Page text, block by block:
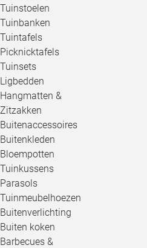
Tuinstoelen
Tuinbanken
Tuintafels
Picknicktafels
Tuinsets
Ligbedden
Hangmatten &
Zitzakken
Buitenaccessoires
Buitenkleden
Bloempotten
Tuinkussens
Parasols
Tuinmeubelhoezen
Buitenverlichting
Buiten koken
Barbecues &